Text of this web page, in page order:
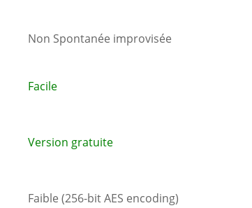
Non Spontanée improvisée
Facile
Version gratuite
Faible (256-bit AES encoding)